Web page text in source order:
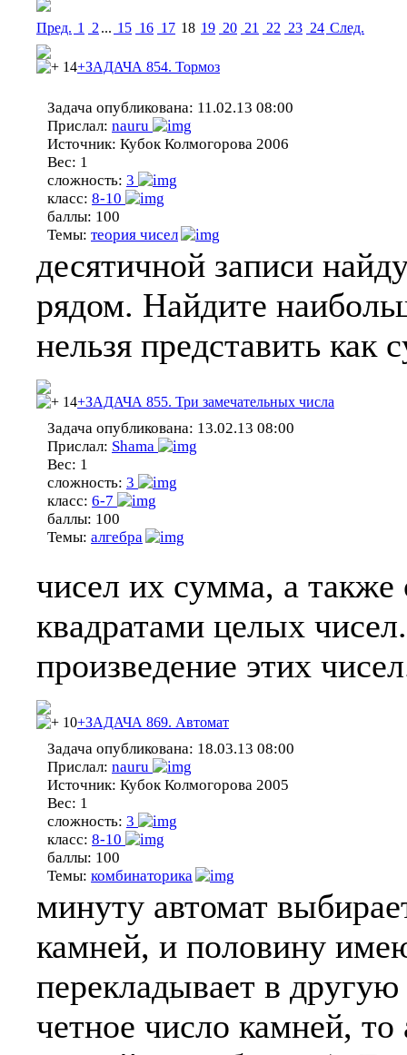
Пред. 1 2 ... 15 16 17 18 19 20 21 22 23 24 Cлед.
14+ЗАДАЧА 854. Тормоз
Задача опубликована: 11.02.13 08:00
Прислал: nauru
Источник: Кубок Колмогорова 2006
Вес: 1
сложность: 3
класс: 8-10
баллы: 100
Темы: теория чисел
десятичной записи
рядом. Найдите
нельзя представить как
14+ЗАДАЧА 855. Три замечательных числа
Задача опубликована: 13.02.13 08:00
Прислал: Shama
Вес: 1
сложность: 3
класс: 6-7
баллы: 100
Темы: алгебра
чисел их сумма, а
квадратами целых
произведение этих
10+ЗАДАЧА 869. Автомат
Задача опубликована: 18.03.13 08:00
Прислал: nauru
Источник: Кубок Колмогорова 2005
Вес: 1
сложность: 3
класс: 8-10
баллы: 100
Темы: комбинаторика
минуту автомат
камней, и половину
перекладывает в
четное число камней,